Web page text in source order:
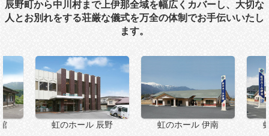
辰野町から中川村まで上伊那全域を幅広くカバーし、大切な
人とお別れをする荘厳な儀式を万全の体制でお手伝いいたし
ます。
虹のホール 辰野 虹のホール 伊南